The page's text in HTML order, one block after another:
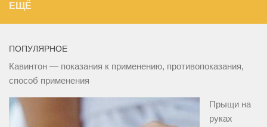
ЕЩЁ
ПОПУЛЯРНОЕ
Кавинтон — показания к применению, противопоказания,
способ применения
Прыщи на
руках